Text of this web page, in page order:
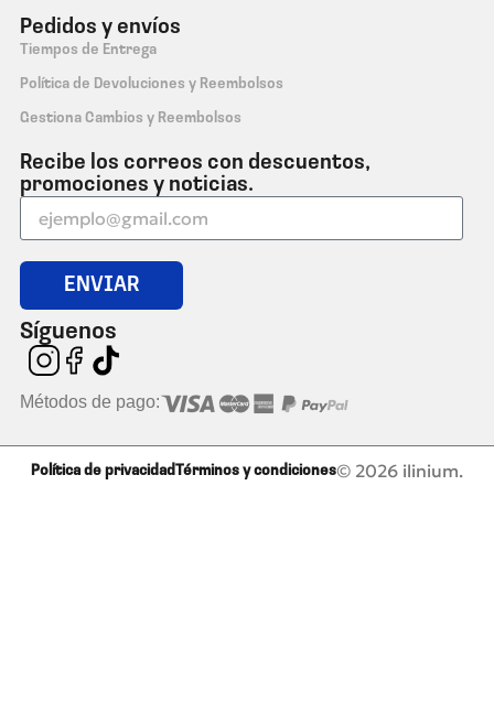
Pedidos y envíos
Tiempos de Entrega
Política de Devoluciones y Reembolsos
Gestiona Cambios y Reembolsos
Recibe los correos con descuentos,
promociones y noticias.
ENVIAR
Síguenos
Métodos de pago:
© 2026 ilinium.
Política de privacidadTérminos y condiciones